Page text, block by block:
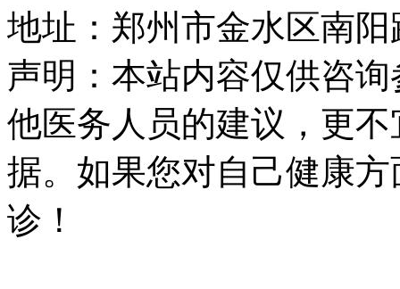
地址：郑州市金水区南阳
声明：本站内容仅供咨
他医务人员的建议，更
据。如果您对自己健康
诊！